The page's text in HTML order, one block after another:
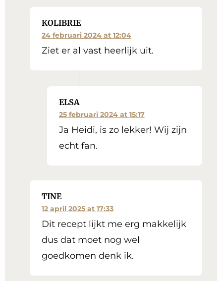
KOLIBRIE
24 februari 2024 at 12:04
Ziet er al vast heerlijk uit.
ELSA
25 februari 2024 at 15:17
Ja Heidi, is zo lekker! Wij zijn
echt fan.
TINE
12 april 2025 at 17:33
Dit recept lijkt me erg makkelijk
dus dat moet nog wel
goedkomen denk ik.